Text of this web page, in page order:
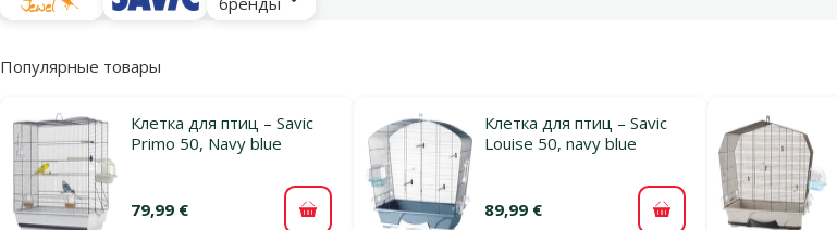
Популярные товары
Клетка для птиц – Savic
Primo 50, Navy blue
79,99 € В корзину
Клетка для птиц – Savic
Louise 50, navy blue
89,99 € В корзину